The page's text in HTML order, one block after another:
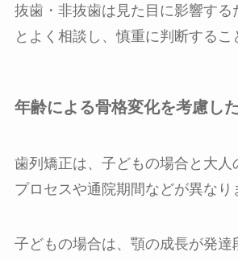
抜歯・非抜歯は見た目に影響する
とよく相談し、慎重に判断するこ
年齢による骨格変化を考慮し
歯列矯正は、子どもの場合と大人
プロセスや通院期間などが異なり
子どもの場合は、顎の成長が発達